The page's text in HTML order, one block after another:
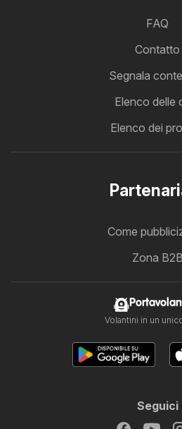
FAQ
Contatto
Segnala
Elenco delle
Elenco dei
Come
Zona B2B
Volantini in un
Seguici